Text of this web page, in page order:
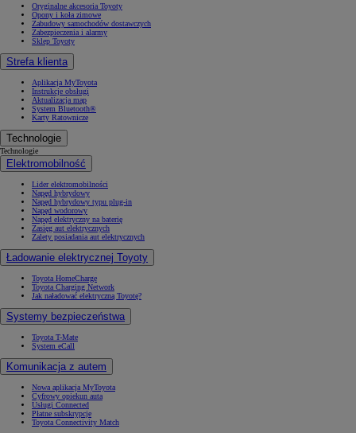
Oryginalne akcesoria Toyoty
Opony i koła zimowe
Zabudowy samochodów dostawczych
Zabezpieczenia i alarmy
Sklep Toyoty
Strefa klienta
Aplikacja MyToyota
Instrukcje obsługi
Aktualizacja map
System Bluetooth®
Karty Ratownicze
Technologie
Technologie
Elektromobilność
Lider elektromobilności
Napęd hybrydowy
Napęd hybrydowy typu plug-in
Napęd wodorowy
Napęd elektryczny na baterię
Zasięg aut elektrycznych
Zalety posiadania aut elektrycznych
Ładowanie elektrycznej Toyoty
Toyota HomeCharge
Toyota Charging Network
Jak naładować elektryczną Toyotę?
Systemy bezpieczeństwa
Toyota T-Mate
System eCall
Komunikacja z autem
Nowa aplikacja MyToyota
Cyfrowy opiekun auta
Usługi Connected
Płatne subskrypcje
Toyota Connectivity Match